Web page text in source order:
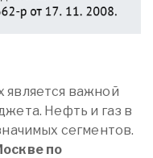
важной
Нефть и газ в
сегментов.
по